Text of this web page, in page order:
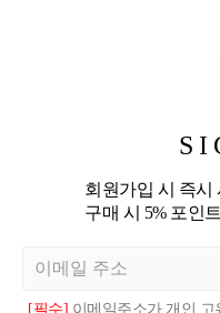
회원가입 시 즉시
구매 시 5% 포인
[필수] 이메일주소가 개인